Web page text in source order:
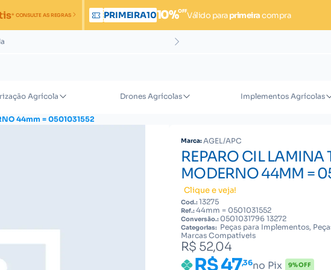
* CONSULTE AS REGRAS PRIMEIRA1010%OFFVálido paraprimeiracompra
Agrícola Drones Agrícolas Implementos Agrícolas
44mm = 0501031552
Marca:AGEL/APC
REPARO CIL LAMINA
MODERNO 44MM =
Clique e veja!
Cod.:13275
Ref.:44mm = 0501031552
Conversão.: 0501031796 13272
Categorias: Peças para Implementos,
Marcas Compatíveis
R$ 52,04
R$ 47,36no Pix 9% OFF